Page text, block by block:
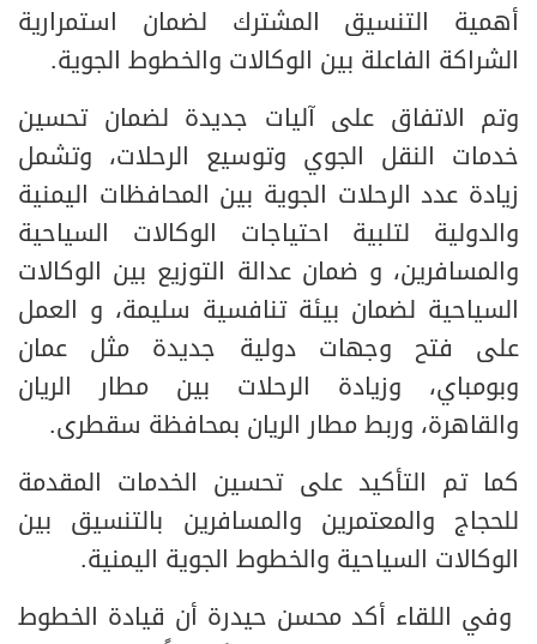
أهمية التنسيق المشترك لضمان استمرارية
الشراكة الفاعلة بين الوكالات والخطوط الجوية.
وتم الاتفاق على آليات جديدة لضمان تحسين
خدمات النقل الجوي وتوسيع الرحلات، وتشمل
زيادة عدد الرحلات الجوية بين المحافظات اليمنية
والدولية لتلبية احتياجات الوكالات السياحية
والمسافرين، و ضمان عدالة التوزيع بين الوكالات
السياحية لضمان بيئة تنافسية سليمة، و العمل
على فتح وجهات دولية جديدة مثل عمان
وبومباي، وزيادة الرحلات بين مطار الريان
والقاهرة، وربط مطار الريان بمحافظة سقطرى.
كما تم التأكيد على تحسين الخدمات المقدمة
للحجاج والمعتمرين والمسافرين بالتنسيق بين
الوكالات السياحية والخطوط الجوية اليمنية.
وفي اللقاء أكد محسن حيدرة أن قيادة الخطوط